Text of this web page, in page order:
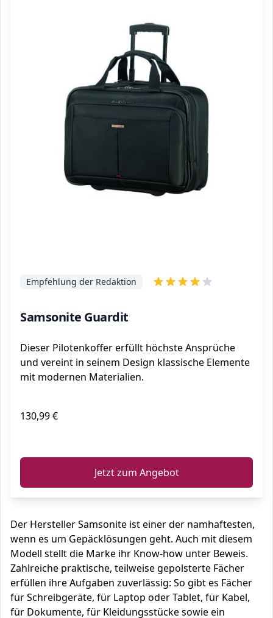
Samsonite Guardit
Empfehlung der Redaktion
Dieser Pilotenkoffer erfüllt höchste Ansprüche
und vereint in seinem Design klassische Elemente
mit modernen Materialien.
130,99 €
Jetzt zum Angebot
Der Hersteller Samsonite ist einer der namhaftesten,
wenn es um Gepäcklösungen geht. Auch mit diesem
Modell stellt die Marke ihr Know-how unter Beweis.
Zahlreiche praktische, teilweise gepolsterte Fächer
erfüllen ihre Aufgaben zuverlässig: So gibt es Fächer
für Schreibgeräte, für Laptop oder Tablet, für Kabel,
für Dokumente, für Kleidungsstücke sowie ein